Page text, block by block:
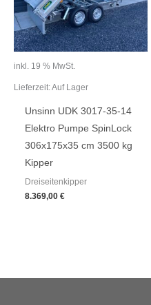
inkl. 19 % MwSt.
Lieferzeit:Auf Lager
Unsinn UDK 3017-35-14
Elektro Pumpe SpinLock
306x175x35 cm 3500 kg
Kipper
Dreiseitenkipper
8.369,00€